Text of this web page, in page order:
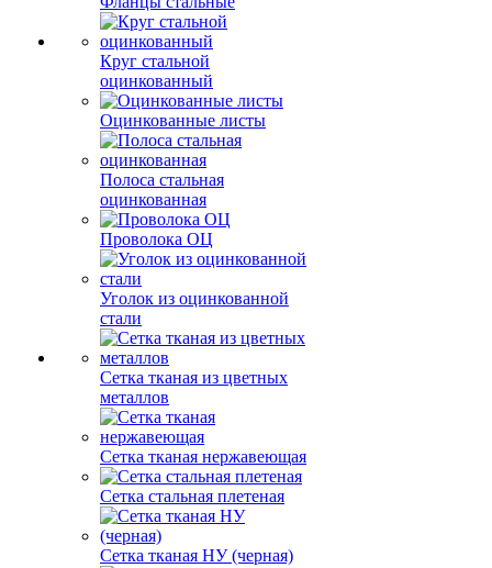
Круг стальной
оцинкованный
Оцинкованные листы
Полоса стальная
оцинкованная
Проволока ОЦ
Уголок из оцинкованной
стали
Сетка тканая из цветных
металлов
Сетка тканая нержавеющая
Сетка стальная плетеная
Сетка тканая НУ (черная)